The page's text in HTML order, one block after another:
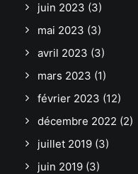
juin 2023 (3)
mai 2023 (3)
avril 2023 (3)
mars 2023 (1)
février 2023 (12)
décembre 2022 (2)
juillet 2019 (3)
juin 2019 (3)